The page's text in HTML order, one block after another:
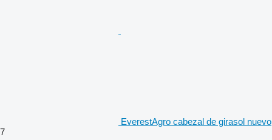
EverestAgro cabezal de girasol nuevo
7